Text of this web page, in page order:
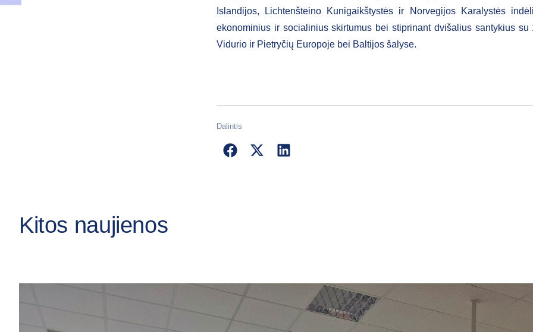
Islandijos, Lichtenšteino Kunigaikštystės ir Norvegijos Karalystės
ekonominius ir socialinius skirtumus bei stiprinant dvišalius santykius su
Vidurio ir Pietryčių Europoje bei Baltijos šalyse.
Dalintis
Kitos naujienos